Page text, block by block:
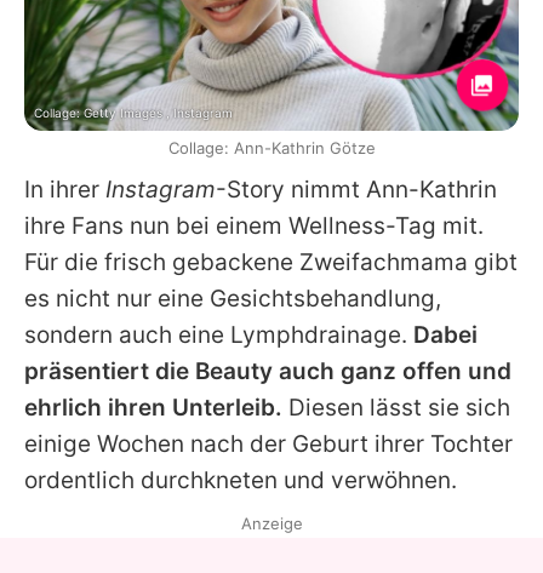
In ihrer Instagram-Story nimmt Ann-Kathrin
ihre Fans nun bei einem Wellness-Tag mit.
Für die frisch gebackene Zweifachmama gibt
es nicht nur eine Gesichtsbehandlung,
sondern auch eine Lymphdrainage. Dabei
präsentiert die Beauty auch ganz offen und
ehrlich ihren Unterleib. Diesen lässt sie sich
einige Wochen nach der Geburt ihrer Tochter
ordentlich durchkneten und verwöhnen.
Collage: Getty Images , Instagram
Collage: Ann-Kathrin Götze
Anzeige